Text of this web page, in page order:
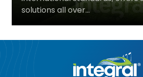
Баскетбольные Корты
Волейбольные Корты
Гандбольные Корты
Натуральная Трава
solutions all over...